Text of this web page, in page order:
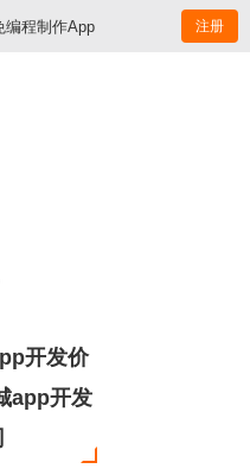
编程制作App 注册
开发价
app开发